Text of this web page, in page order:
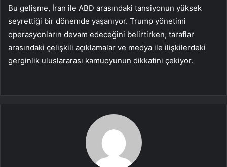
Bu gelişme, İran ile ABD arasındaki tansiyonun yüksek
seyrettiği bir dönemde yaşanıyor. Trump yönetimi
operasyonların devam edeceğini belirtirken, taraflar
arasındaki çelişkili açıklamalar ve medya ile ilişkilerdeki
gerginlik uluslararası kamuoyunun dikkatini çekiyor.